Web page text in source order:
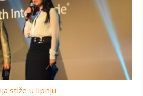
stiže u lipnju